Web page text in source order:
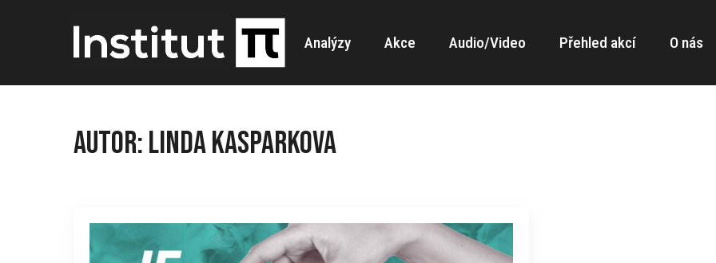
Analýzy Akce Audio/Video Přehled akcí O nás
Autor:Linda Kasparkova